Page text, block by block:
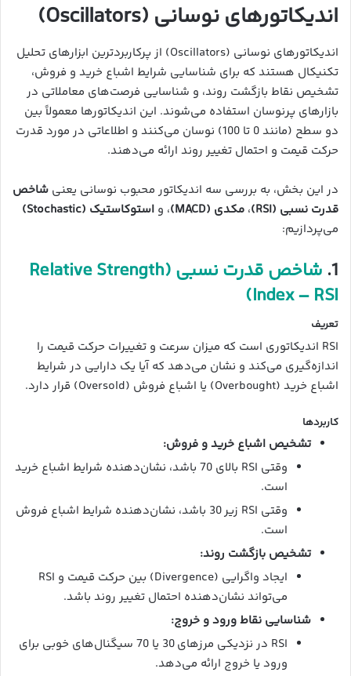
اندیکاتورهای نوسانی (Oscillators)
اندیکاتورهای نوسانی (Oscillators) از پرکاربردترین ابزارهای تحلیل
تکنیکال هستند که برای شناسایی شرایط اشباع خرید و فروش،
تشخیص نقاط بازگشت روند، و شناسایی فرصت‌های معاملاتی در
بازارهای پرنوسان استفاده می‌شوند. این اندیکاتورها معمولاً بین
دو سطح (مانند 0 تا 100) نوسان می‌کنند و اطلاعاتی در مورد قدرت
حرکت قیمت و احتمال تغییر روند ارائه می‌دهند.
در این بخش، به بررسی سه اندیکاتور محبوب نوسانی یعنی شاخص
قدرت نسبی (RSI)
، مکدی (MACD) ، و استوکاستیک (Stochastic)
می‌پردازیم:
1.
شاخص قدرت نسبی (Relative Strength
Index – RSI)
تعریف
RSI اندیکاتوری است که میزان سرعت و تغییرات حرکت قیمت را
اندازه‌گیری می‌کند و نشان می‌دهد که آیا یک دارایی در شرایط
اشباع خرید (Overbought) یا اشباع فروش (Oversold) قرار دارد.
کاربردها
تشخیص اشباع خرید و فروش:
وقتی RSI بالای 70 باشد، نشان‌دهنده شرایط اشباع خرید
است.
وقتی RSI زیر 30 باشد، نشان‌دهنده شرایط اشباع فروش
است.
تشخیص بازگشت روند:
ایجاد واگرایی (Divergence) بین حرکت قیمت و RSI
می‌تواند نشان‌دهنده احتمال تغییر روند باشد.
شناسایی نقاط ورود و خروج:
RSI در نزدیکی مرزهای 30 یا 70 سیگنال‌های خوبی برای
ورود یا خروج ارائه می‌دهد.